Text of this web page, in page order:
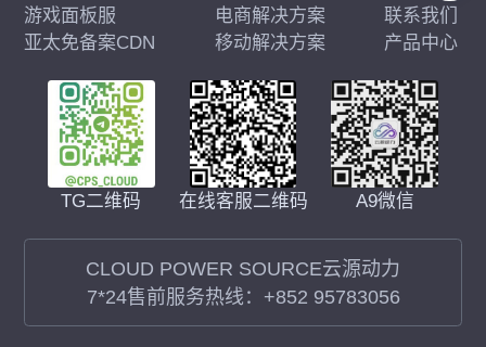
TG二维码 在线客服二维码 A9微信
CLOUD POWER SOURCE云源动力
7*24售前服务热线： +852 95783056
游戏面板服
亚太免备案CDN
电商解决方案
移动解决方案
联系我们
产品中心